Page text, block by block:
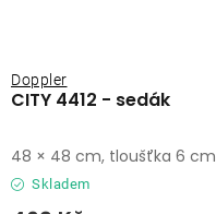
CITY 4412 - sedák
Doppler
Skladem
48 × 48 cm, tloušťka 6 cm